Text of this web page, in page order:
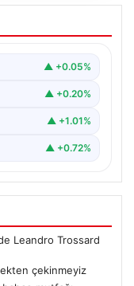
ve
Partisi (CHP)
▲ +0.05%
▲ +0.20%
▲ +1.01%
▲ +0.72%
Leandro Trossard
çekinmeyiz